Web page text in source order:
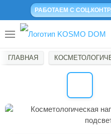
РАБОТАЕМ С
ГЛАВНАЯ